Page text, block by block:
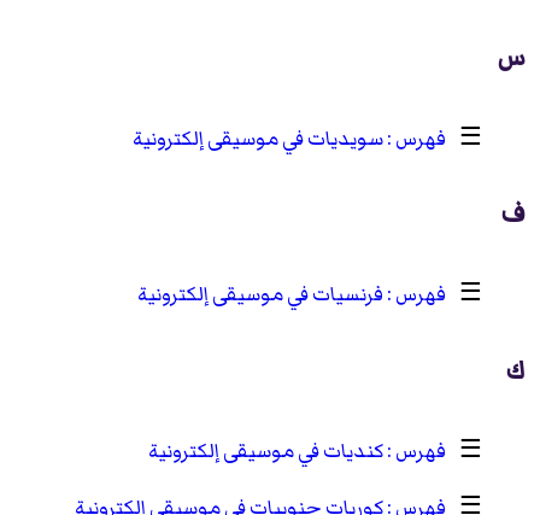
س
☰ سويديات في موسيقى إلكترونية
ف
☰ فرنسيات في موسيقى إلكترونية
ك
☰
كنديات في موسيقى إلكترونية
☰
كوريات جنوبيات في موسيقى إلكترونية